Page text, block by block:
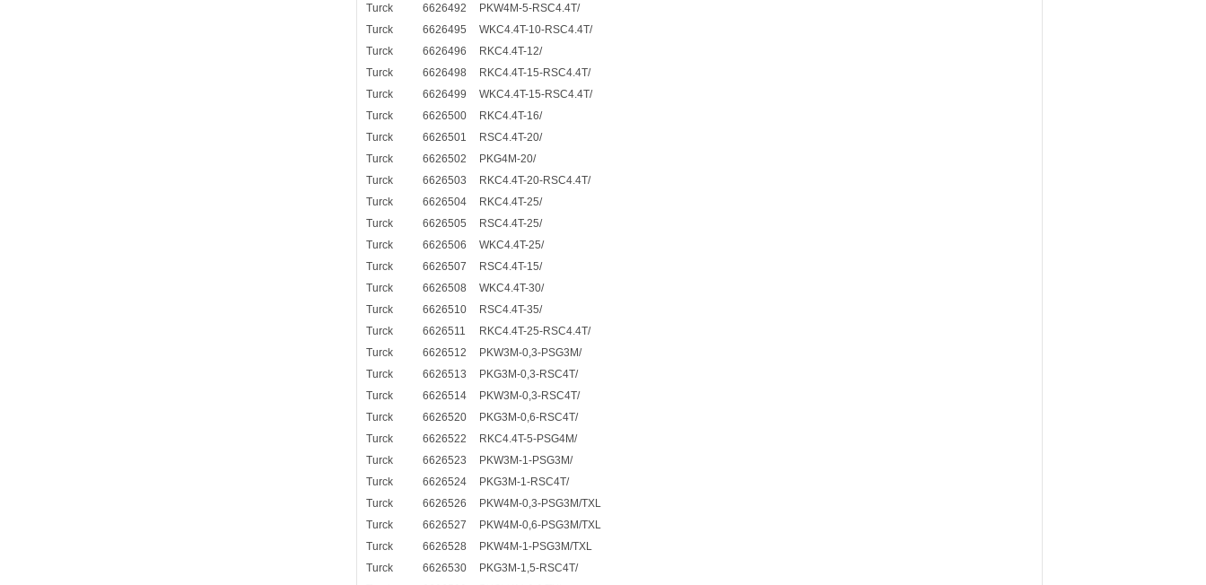
Turck
6626492
PKW4M-5-RSC4.4T/
Turck
6626495
WKC4.4T-10-RSC4.4T/
Turck
6626496
RKC4.4T-12/
Turck
6626498
RKC4.4T-15-RSC4.4T/
Turck
6626499
WKC4.4T-15-RSC4.4T/
Turck
6626500
RKC4.4T-16/
Turck
6626501
RSC4.4T-20/
Turck
6626502
PKG4M-20/
Turck
6626503
RKC4.4T-20-RSC4.4T/
Turck
6626504
RKC4.4T-25/
Turck
6626505
RSC4.4T-25/
Turck
6626506
WKC4.4T-25/
Turck
6626507
RSC4.4T-15/
Turck
6626508
WKC4.4T-30/
Turck
6626510
RSC4.4T-35/
Turck
6626511
RKC4.4T-25-RSC4.4T/
Turck
6626512
PKW3M-0,3-PSG3M/
Turck
6626513
PKG3M-0,3-RSC4T/
Turck
6626514
PKW3M-0,3-RSC4T/
Turck
6626520
PKG3M-0,6-RSC4T/
Turck
6626522
RKC4.4T-5-PSG4M/
Turck
6626523
PKW3M-1-PSG3M/
Turck
6626524
PKG3M-1-RSC4T/
Turck
6626526
PKW4M-0,3-PSG3M/TXL
Turck
6626527
PKW4M-0,6-PSG3M/TXL
Turck
6626528
PKW4M-1-PSG3M/TXL
Turck
6626530
PKG3M-1,5-RSC4T/